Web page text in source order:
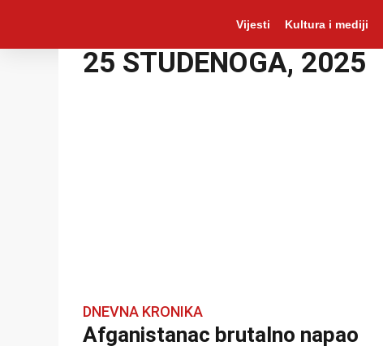
Vijesti Kultura i mediji
25 STUDENOGA, 2025
DNEVNA KRONIKA
Afganistanac brutalno napao